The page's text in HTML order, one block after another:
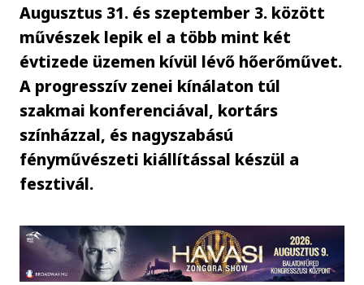
Augusztus 31. és szeptember 3. között
művészek lepik el a több mint két
évtizede üzemen kívül lévő hőerőművet.
A progresszív zenei kínálaton túl
szakmai konferenciával, kortárs
színházzal, és nagyszabású
fényművészeti kiállítással készül a
fesztivál.